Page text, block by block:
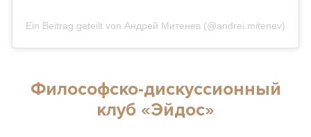
Ein Beitrag geteilt von Андрей Митенев (@andrei.mitenev)
Философско-дискуссионный
клуб «Эйдос»